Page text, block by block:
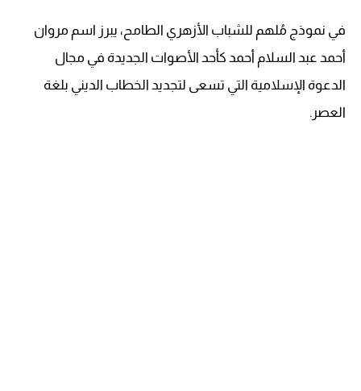
في نموذج مُلهم للشباب الأزهري الطامح، يبرز اسم مروان
أحمد عبد السلام أحمد كأحد الأصوات الجديدة في مجال
الدعوة الإسلامية التي تسعى لتجديد الخطاب الديني بلغة
العصر.